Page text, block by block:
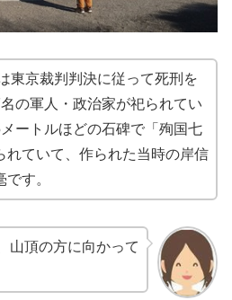
東京裁判判決に従って死刑を
の軍人・政治家が祀られてい
ートルほどの石碑で「殉国七
れていて、作られた当時の岸信
す。
山頂の方に向かって